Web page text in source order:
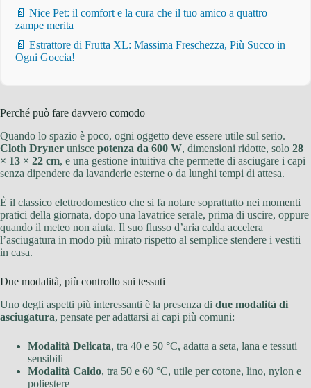
📄 Nice Pet: il comfort e la cura che il tuo amico a quattro
zampe merita
📄 Estrattore di Frutta XL: Massima Freschezza, Più Succo in
Ogni Goccia!
Perché può fare davvero comodo
Quando lo spazio è poco, ogni oggetto deve essere utile sul serio.
Cloth Dryner unisce potenza da 600 W, dimensioni ridotte, solo 28
× 13 × 22 cm, e una gestione intuitiva che permette di asciugare i capi
senza dipendere da lavanderie esterne o da lunghi tempi di attesa.
È il classico elettrodomestico che si fa notare soprattutto nei momenti
pratici della giornata, dopo una lavatrice serale, prima di uscire, oppure
quando il meteo non aiuta. Il suo flusso d’aria calda accelera
l’asciugatura in modo più mirato rispetto al semplice stendere i vestiti
in casa.
Due modalità, più controllo sui tessuti
Uno degli aspetti più interessanti è la presenza di due modalità di
asciugatura, pensate per adattarsi ai capi più comuni:
Modalità Delicata, tra 40 e 50 °C, adatta a seta, lana e tessuti
sensibili
Modalità Caldo, tra 50 e 60 °C, utile per cotone, lino, nylon e
poliestere